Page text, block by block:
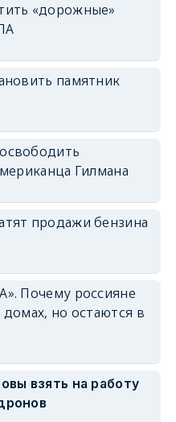
«дорожные»
памятник
Гилмана
продажи бензина
Почему россияне
но остаются в
взять на работу